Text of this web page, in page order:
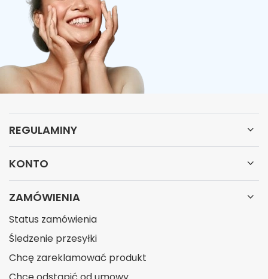
REGULAMINY
KONTO
ZAMÓWIENIA
Status zamówienia
Śledzenie przesyłki
Chcę zareklamować produkt